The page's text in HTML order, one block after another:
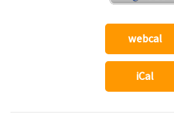
webcal
iCal